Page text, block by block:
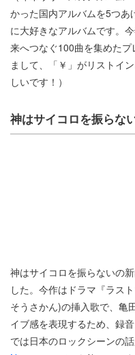
かった国内アルバムを5つあ
に大好きなアルバムです。
来へつなぐ100曲を集めた
まして、「￥」がリストイ
しいです！）
神はサイコロを振らな
神はサイコロを振らないの
した。今作はドラマ『ラス
そうさかん)の挿入歌で、亀
イブ感を表現するため、録
では日本のロックシーンの